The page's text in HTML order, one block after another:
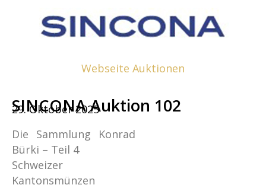
Webseite Auktionen
SINCONA Auktion 102
29. Oktober 2025
Die Sammlung Konrad
Bürki – Teil 4
Schweizer
Kantonsmünzen